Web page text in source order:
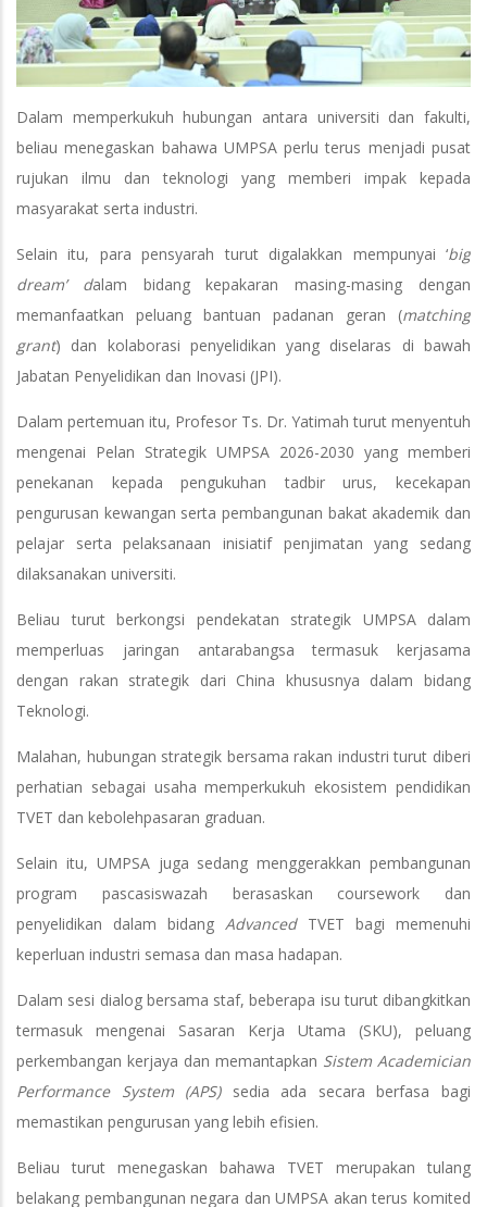
Dalam memperkukuh hubungan antara universiti dan fakulti,
beliau menegaskan bahawa UMPSA perlu terus menjadi pusat
rujukan ilmu dan teknologi yang memberi impak kepada
masyarakat serta industri.
Selain itu, para pensyarah turut digalakkan mempunyai ‘big
dream’ dalam bidang kepakaran masing-masing dengan
memanfaatkan peluang bantuan padanan geran (matching
grant) dan kolaborasi penyelidikan yang diselaras di bawah
Jabatan Penyelidikan dan Inovasi (JPI).
Dalam pertemuan itu, Profesor Ts. Dr. Yatimah turut menyentuh
mengenai Pelan Strategik UMPSA 2026-2030 yang memberi
penekanan kepada pengukuhan tadbir urus, kecekapan
pengurusan kewangan serta pembangunan bakat akademik dan
pelajar serta pelaksanaan inisiatif penjimatan yang sedang
dilaksanakan universiti.
Beliau turut berkongsi pendekatan strategik UMPSA dalam
memperluas jaringan antarabangsa termasuk kerjasama
dengan rakan strategik dari China khususnya dalam bidang
Teknologi.
Malahan, hubungan strategik bersama rakan industri turut diberi
perhatian sebagai usaha memperkukuh ekosistem pendidikan
TVET dan kebolehpasaran graduan.
Selain itu, UMPSA juga sedang menggerakkan pembangunan
program pascasiswazah berasaskan coursework dan
penyelidikan dalam bidang Advanced TVET bagi memenuhi
keperluan industri semasa dan masa hadapan.
Dalam sesi dialog bersama staf, beberapa isu turut dibangkitkan
termasuk mengenai Sasaran Kerja Utama (SKU), peluang
perkembangan kerjaya dan memantapkan Sistem Academician
Performance System (APS)sedia ada secara berfasa bagi
memastikan pengurusan yang lebih efisien.
Beliau turut menegaskan bahawa TVET merupakan tulang
belakang pembangunan negara dan UMPSA akan terus komited